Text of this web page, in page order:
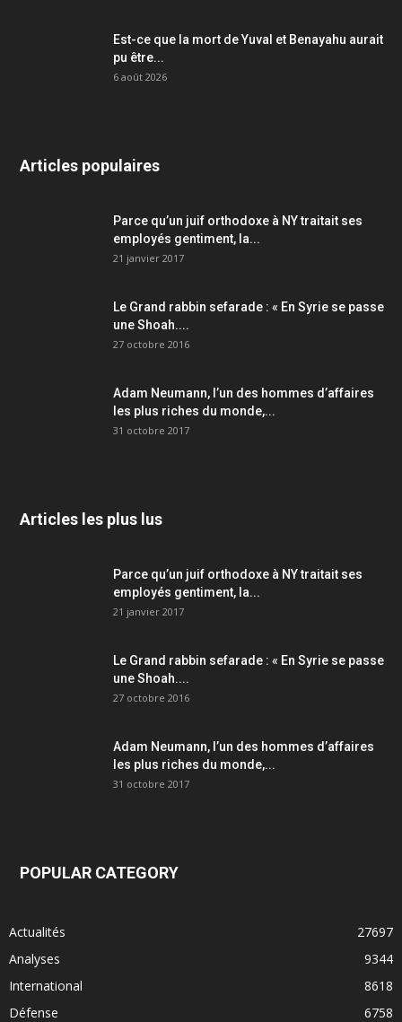
Est-ce que la mort de Yuval et Benayahu aurait
pu être...
6 août 2026
Articles populaires
Parce qu’un juif orthodoxe à NY traitait ses
employés gentiment, la...
21 janvier 2017
Le Grand rabbin sefarade : « En Syrie se passe
une Shoah....
27 octobre 2016
Adam Neumann, l’un des hommes d’affaires
les plus riches du monde,...
31 octobre 2017
Articles les plus lus
Parce qu’un juif orthodoxe à NY traitait ses
employés gentiment, la...
21 janvier 2017
Le Grand rabbin sefarade : « En Syrie se passe
une Shoah....
27 octobre 2016
Adam Neumann, l’un des hommes d’affaires
les plus riches du monde,...
31 octobre 2017
POPULAR CATEGORY
Actualités
27697
Analyses
9344
International
8618
Défense
6758